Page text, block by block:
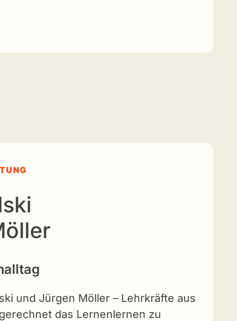
und Jürgen Möller – Lehrkräfte aus
das Lernenlernen zu